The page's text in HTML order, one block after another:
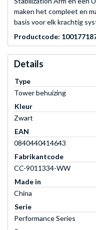
maken het compleet en
basis voor elk krachtig
Productcode:
Details
Type
Tower behuizing
Kleur
Zwart
EAN
0840440414643
Fabrikantcode
CC-9011334-WW
Made in
China
Serie
Performance Series